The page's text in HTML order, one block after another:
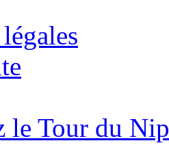
le Tour du